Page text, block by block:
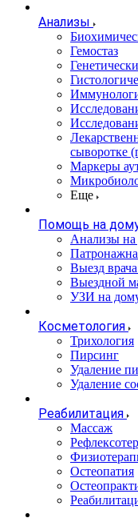
Анализы
Гемостаз
сыворотке
Маркеры
Еще
Помощь на
Анализы
Выезд
Выездной
УЗИ на
Косметология
Трихология
Пирсинг
Удаление
Удаление
Реабилитация
Массаж
Остеопатия